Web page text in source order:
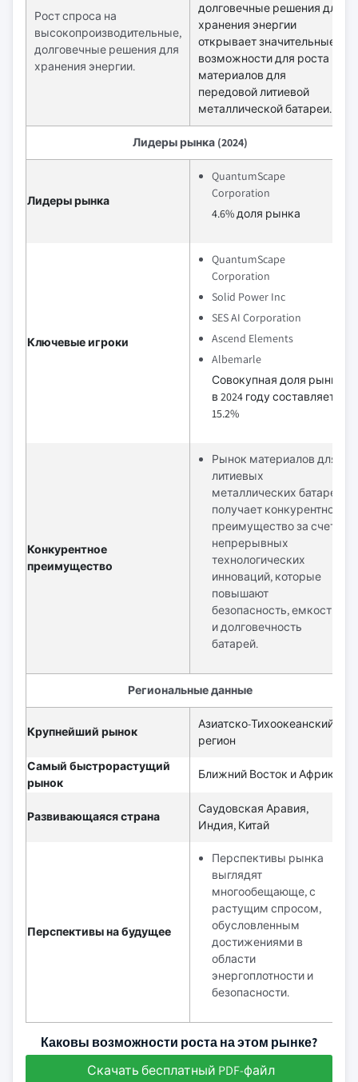
Рост спроса на
высокопроизводительные,
долговечные решения для
хранения энергии.
долговечные решения для
хранения энергии
открывает значительные
возможности для роста
материалов для
передовой литиевой
металлической батареи.
Лидеры рынка (2024)
Лидеры рынка
QuantumScape
Corporation
4.6% доля рынка
Ключевые игроки
QuantumScape
Corporation
Solid Power Inc
SES AI Corporation
Ascend Elements
Albemarle
Совокупная доля рынка
в 2024 году составляет
15.2%
Конкурентное
преимущество
Рынок материалов для
литиевых
металлических батарей
получает конкурентное
преимущество за счет
непрерывных
технологических
инноваций, которые
повышают
безопасность, емкость
и долговечность
батарей.
Региональные данные
Крупнейший рынок
Азиатско-Тихоокеанский
регион
Самый быстрорастущий
рынок
Ближний Восток и Африка
Развивающаяся страна
Саудовская Аравия,
Индия, Китай
Перспективы на будущее
Перспективы рынка
выглядят
многообещающе, с
растущим спросом,
обусловленным
достижениями в
области
энергоплотности и
безопасности.
Каковы возможности роста на этом рынке?
Скачать бесплатный PDF-файл